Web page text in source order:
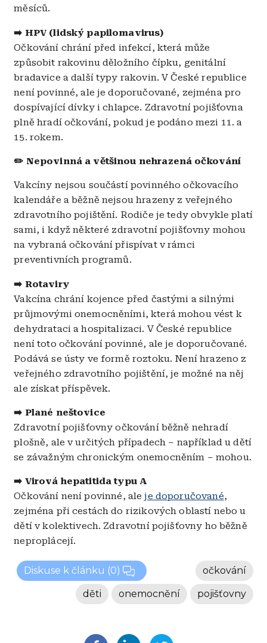
měsíců.
➡️ HPV (lidský papilomavirus)
Očkování chrání před infekcí, která může
způsobit rakovinu děložního čípku, genitální
bradavice a další typy rakovin. V České republice
není povinné, ale je doporučované, zejména pro
dospívající dívky i chlapce. Zdravotní pojišťovna
plně hradí očkování, pokud je podáno mezi 11. a
15. rokem.
✏️ Nepovinná a většinou nehrazená očkování
Vakcíny nejsou součástí povinného očkovacího
kalendáře a běžně nejsou hrazeny z veřejného
zdravotního pojištění. Rodiče je tedy obvykle platí
sami, i když některé zdravotní pojišťovny mohou
na vybraná očkování přispívat v rámci
preventivních programů.
➡️ Rotaviry
Vakcína chrání kojence před častými a silnými
průjmovými onemocněními, která mohou vést k
dehydrataci a hospitalizaci. V České republice
není toto očkování povinné, ale je doporučované.
Podává se ústy ve formě roztoku. Není hrazeno z
veřejného zdravotního pojištění, je možné na něj
ale získat příspěvek.
➡️ Plané neštovice
Zdravotní pojišťovny očkování běžně nehradí
plošně, ale v určitých případech – například u dětí
se závažným chronickým onemocněním – mohou.
➡️ Virová hepatitida typu A
Očkování není povinné, aleje doporučované,
zejména při cestách do rizikových oblastí nebo u
dětí v kolektivech. Zdravotní pojišťovny ho běžně
neproplácejí.
Diskuse k článku (0) očkování
pojišťovny
onemocnění
děti